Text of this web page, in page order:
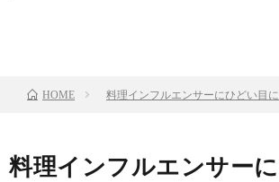
HOME 料理インフルエンサーにひどい目
料理インフルエンサー